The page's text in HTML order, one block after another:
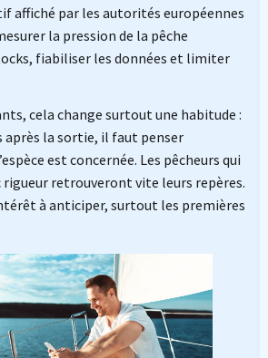
affiché par les autorités européennes
la pression de la pêche
fiabiliser les données et limiter
cela change surtout une habitude :
après la sortie, il faut penser
est concernée. Les pêcheurs qui
rigueur retrouveront vite leurs repères.
à anticiper, surtout les premières